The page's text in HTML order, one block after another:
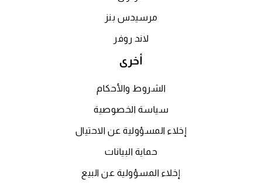
مرسيدس بنز
لاند روفر
أخرى
الشروط والأحكام
سياسة الخصوصية
إخلاء المسؤولية عن الاحتيال
حماية البيانات
إخلاء المسؤولية عن البيع